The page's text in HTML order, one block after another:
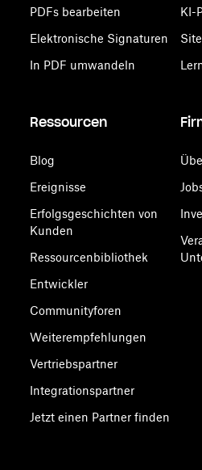
PDFs bearbeiten
Elektronische Signaturen
In PDF umwandeln
KI-
Ressourcen
Blog
Ereignisse
Erfolgsgeschichten von
Kunden
Ressourcenbibliothek
Entwickler
Communityforen
Weiterempfehlungen
Vertriebspartner
Integrationspartner
Jetzt einen Partner finden